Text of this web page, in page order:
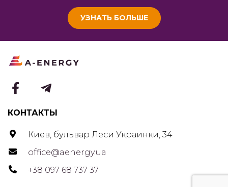
УЗНАТЬ БОЛЬШЕ
КОНТАКТЫ
Киев, бульвар Леси Украинки, 34
office@aenergy.ua
+38 097 68 737 37